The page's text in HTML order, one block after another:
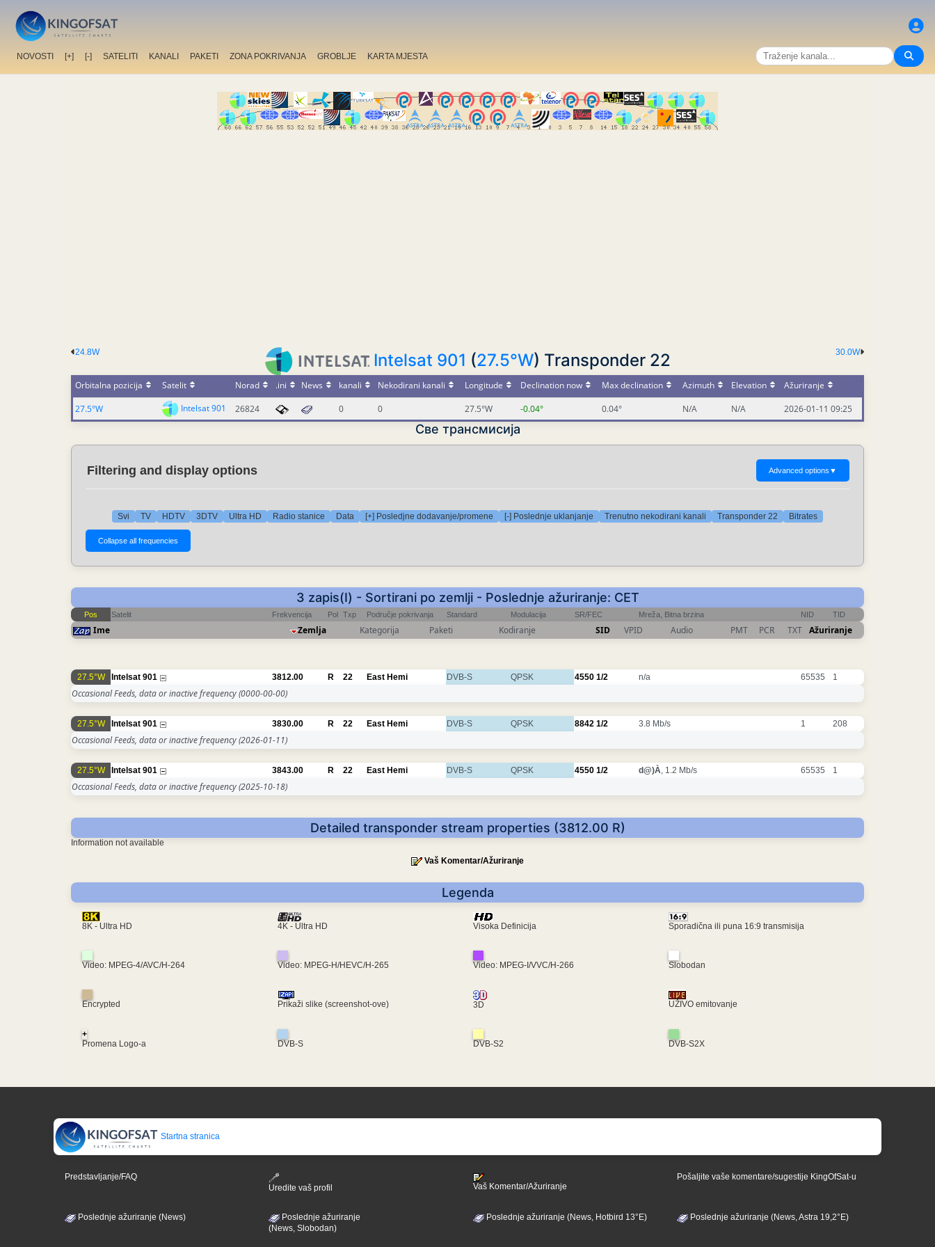
NOVOSTI [+] [-] SATELITI KANALI PAKETI ZONA POKRIVANJA GROBLJE KARTA MJESTA
30.0W
24.8W Intelsat 901 (27.5°W) Transponder 22
Orbitalna pozicija Satelit Norad .ini News kanali Nekodirani kanali Longitude Declination now Max declination Azimuth Elevation
Ažuriranje
27.5°W
Intelsat 901 26824 0 0 27.5°W -0.04° 0.04° N/A N/A 2026-01-11 09:25
Све трансмисија
Filtering and display options Advanced options ▼
Svi TV HDTV 3DTV Ultra HD Radio stanice Data [+] Posledjne dodavanje/promene [-] Poslednje uklanjanje Trenutno nekodirani kanali Transponder 22 Bitrates
3 zapis(I) - Sortirani po zemlji - Poslednje ažuriranje: CET
Pos Satelit Frekvencija Pol Txp Područje pokrivanja Standard Modulacija SR/FEC Mreža, Bitna brzina NID TID
Ime Zemlja Kategorija Paketi Kodiranje SID VPID Audio PMT PCR TXT Ažuriranje
27.5°W Intelsat 901 3812.00 R 22 East Hemi DVB-S QPSK 4550 1/2 n/a 65535 1
Occasional Feeds, data or inactive frequency(0000-00-00)
27.5°W Intelsat 901 3830.00 R 22 East Hemi DVB-S QPSK 8842 1/2 3.8 Mb/s 1 208
Occasional Feeds, data or inactive frequency(2026-01-11)
27.5°W Intelsat 901 3843.00 R 22 East Hemi DVB-S QPSK 4550 1/2 d@)À, 1.2 Mb/s 65535 1
Occasional Feeds, data or inactive frequency(2025-10-18)
Detailed transponder stream properties (3812.00 R)
Information not available
Vaš Komentar/Ažuriranje
Legenda
8K - Ultra HD 4K - Ultra HD Visoka Definicija Sporadična ili puna 16:9 transmisija
Video: MPEG-4/AVC/H-264 Video: MPEG-H/HEVC/H-265 Video: MPEG-I/VVC/H-266 Slobodan
Encrypted Prikaži slike (screenshot-ove) 3D UŽIVO emitovanje
+
Promena Logo-a
DVB-S DVB-S2 DVB-S2X
Startna stranica
Predstavljanje/FAQ
Uredite vaš profil
Vaš Komentar/Ažuriranje
Pošaljite vaše komentare/sugestije KingOfSat-u
Poslednje ažuriranje (News)
Poslednje ažuriranje
(News, Slobodan)
Poslednje ažuriranje (News, Hotbird 13°E) Poslednje ažuriranje (News, Astra 19,2°E)